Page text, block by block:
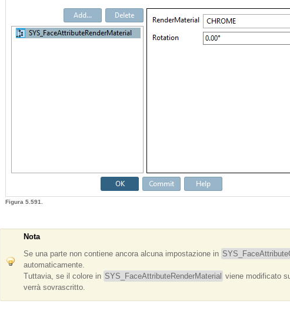
Figura 5.591.
Nota
Se una parte non contiene ancora alcuna impostazione in
automaticamente.
Tuttavia, se il colore in SYS_FaceAttributeRenderMaterial viene modificato
verrà sovrascritto.